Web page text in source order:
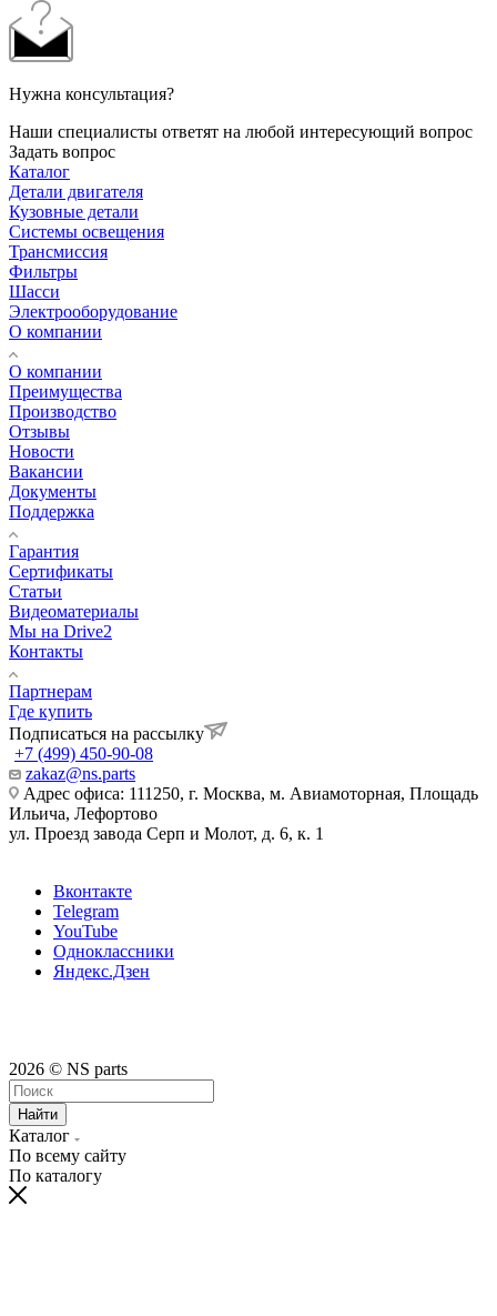
Нужна консультация?
Наши специалисты ответят на любой интересующий вопрос
Задать вопрос
Каталог
Детали двигателя
Кузовные детали
Системы освещения
Трансмиссия
Фильтры
Шасси
Электрооборудование
О компании
О компании
Преимущества
Производство
Отзывы
Новости
Вакансии
Документы
Поддержка
Гарантия
Сертификаты
Статьи
Видеоматериалы
Мы на Drive2
Контакты
Партнерам
Где купить
Подписаться на рассылку
+7 (499) 450-90-08
zakaz@ns.parts
Адрес офиса: 111250, г. Москва, м. Авиамоторная, Площадь
Ильича, Лефортово
ул. Проезд завода Серп и Молот, д. 6, к. 1
Вконтакте
Telegram
YouTube
Одноклассники
Яндекс.Дзен
2026 © NS parts
Найти
Каталог
По всему сайту
По каталогу